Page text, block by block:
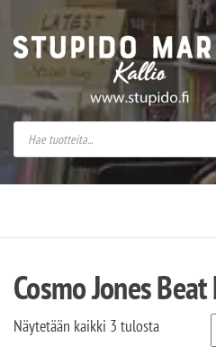
Stupido Market –
Cosmo Jones
Näytetään kaikki 3 tulosta